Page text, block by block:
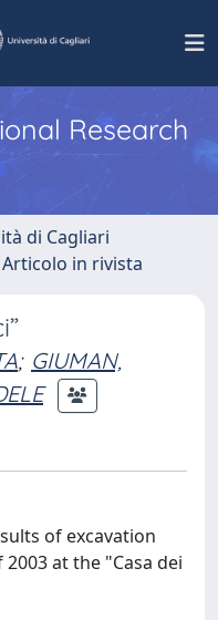
Research
di Cagliari
Articolo in rivista
; GIUMAN,
of excavation
at the "Casa dei